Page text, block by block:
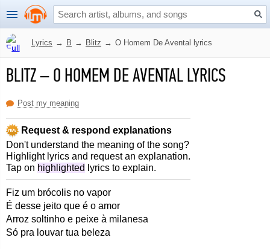
Lyrics → B → Blitz → O Homem De Avental lyrics
BLITZ–O HOMEM DE AVENTAL LYRICS
Post my meaning
Request & respond explanations
Don't understand the meaning of the song?
Highlight lyrics and request an explanation.
Tap on highlighted lyrics to explain.
Fiz um brócolis no vapor
É desse jeito que é o amor
Arroz soltinho e peixe à milanesa
Só pra louvar tua beleza